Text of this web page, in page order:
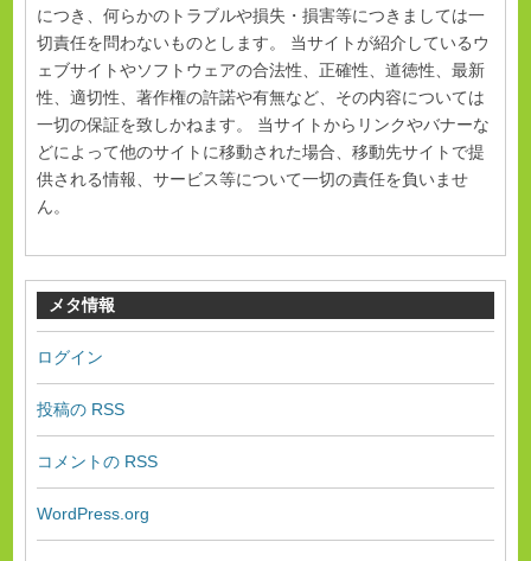
につき、何らかのトラブルや損失・損害等につきましては一
切責任を問わないものとします。 当サイトが紹介しているウ
ェブサイトやソフトウェアの合法性、正確性、道徳性、最新
性、適切性、著作権の許諾や有無など、その内容については
一切の保証を致しかねます。 当サイトからリンクやバナーな
どによって他のサイトに移動された場合、移動先サイトで提
供される情報、サービス等について一切の責任を負いませ
ん。
メタ情報
ログイン
投稿の RSS
コメントの RSS
WordPress.org